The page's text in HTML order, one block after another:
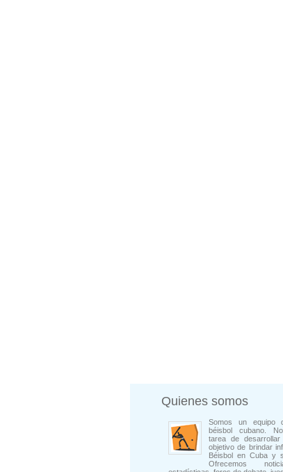
Quienes somos
Somos un equipo
béisbol cubano.
tarea de
objetivo de brindar
Béisbol en Cuba y
Ofrecemos